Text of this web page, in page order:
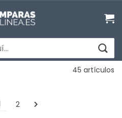
45 artículos
2